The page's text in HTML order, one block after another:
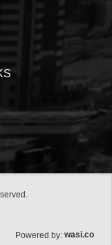
Powered by: wasi.co